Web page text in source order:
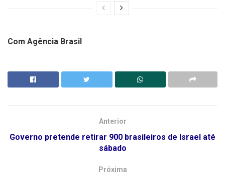
Com Agência Brasil
Anterior
Governo pretende retirar 900 brasileiros de Israel até
sábado
Próxima